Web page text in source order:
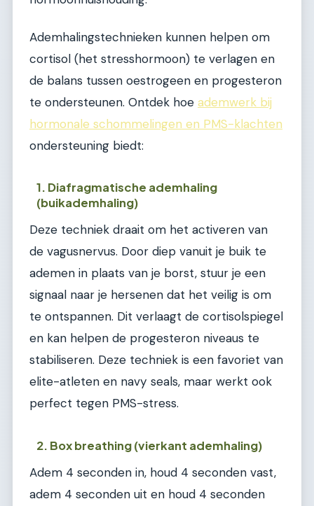
Ademhalingstechnieken kunnen helpen om
cortisol (het stresshormoon) te verlagen en
de balans tussen oestrogeen en progesteron
te ondersteunen. Ontdek hoe ademwerk bij
hormonale schommelingen en PMS-klachten
ondersteuning biedt:
1. Diafragmatische ademhaling
(buikademhaling)
Deze techniek draait om het activeren van
de vagusnervus. Door diep vanuit je buik te
ademen in plaats van je borst, stuur je een
signaal naar je hersenen dat het veilig is om
te ontspannen. Dit verlaagt de cortisolspiegel
en kan helpen de progesteron niveaus te
stabiliseren. Deze techniek is een favoriet van
elite-atleten en navy seals, maar werkt ook
perfect tegen PMS-stress.
2. Box breathing (vierkant ademhaling)
Adem 4 seconden in, houd 4 seconden vast,
adem 4 seconden uit en houd 4 seconden